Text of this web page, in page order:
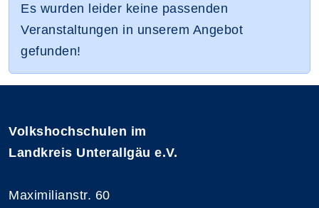
Es wurden leider keine passenden
Veranstaltungen in unserem Angebot
gefunden!
Volkshochschulen im
Landkreis Unterallgäu e.V.
Maximilianstr. 60